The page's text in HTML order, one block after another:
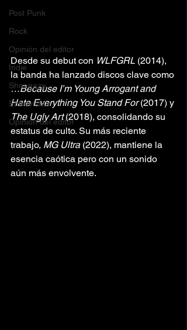
Post Punk
Rock
Opinión del editor
Indie
Shoegaze
Entrevistas
Opinión del editor
Desde su debut con WLFGRL (2014),
la banda ha lanzado discos clave como
…Because I’m Young Arrogant and
Hate Everything You Stand For (2017) y
The Ugly Art (2018), consolidando su
estatus de culto. Su más reciente
trabajo, MG Ultra (2022), mantiene la
esencia caótica pero con un sonido
aún más envolvente.